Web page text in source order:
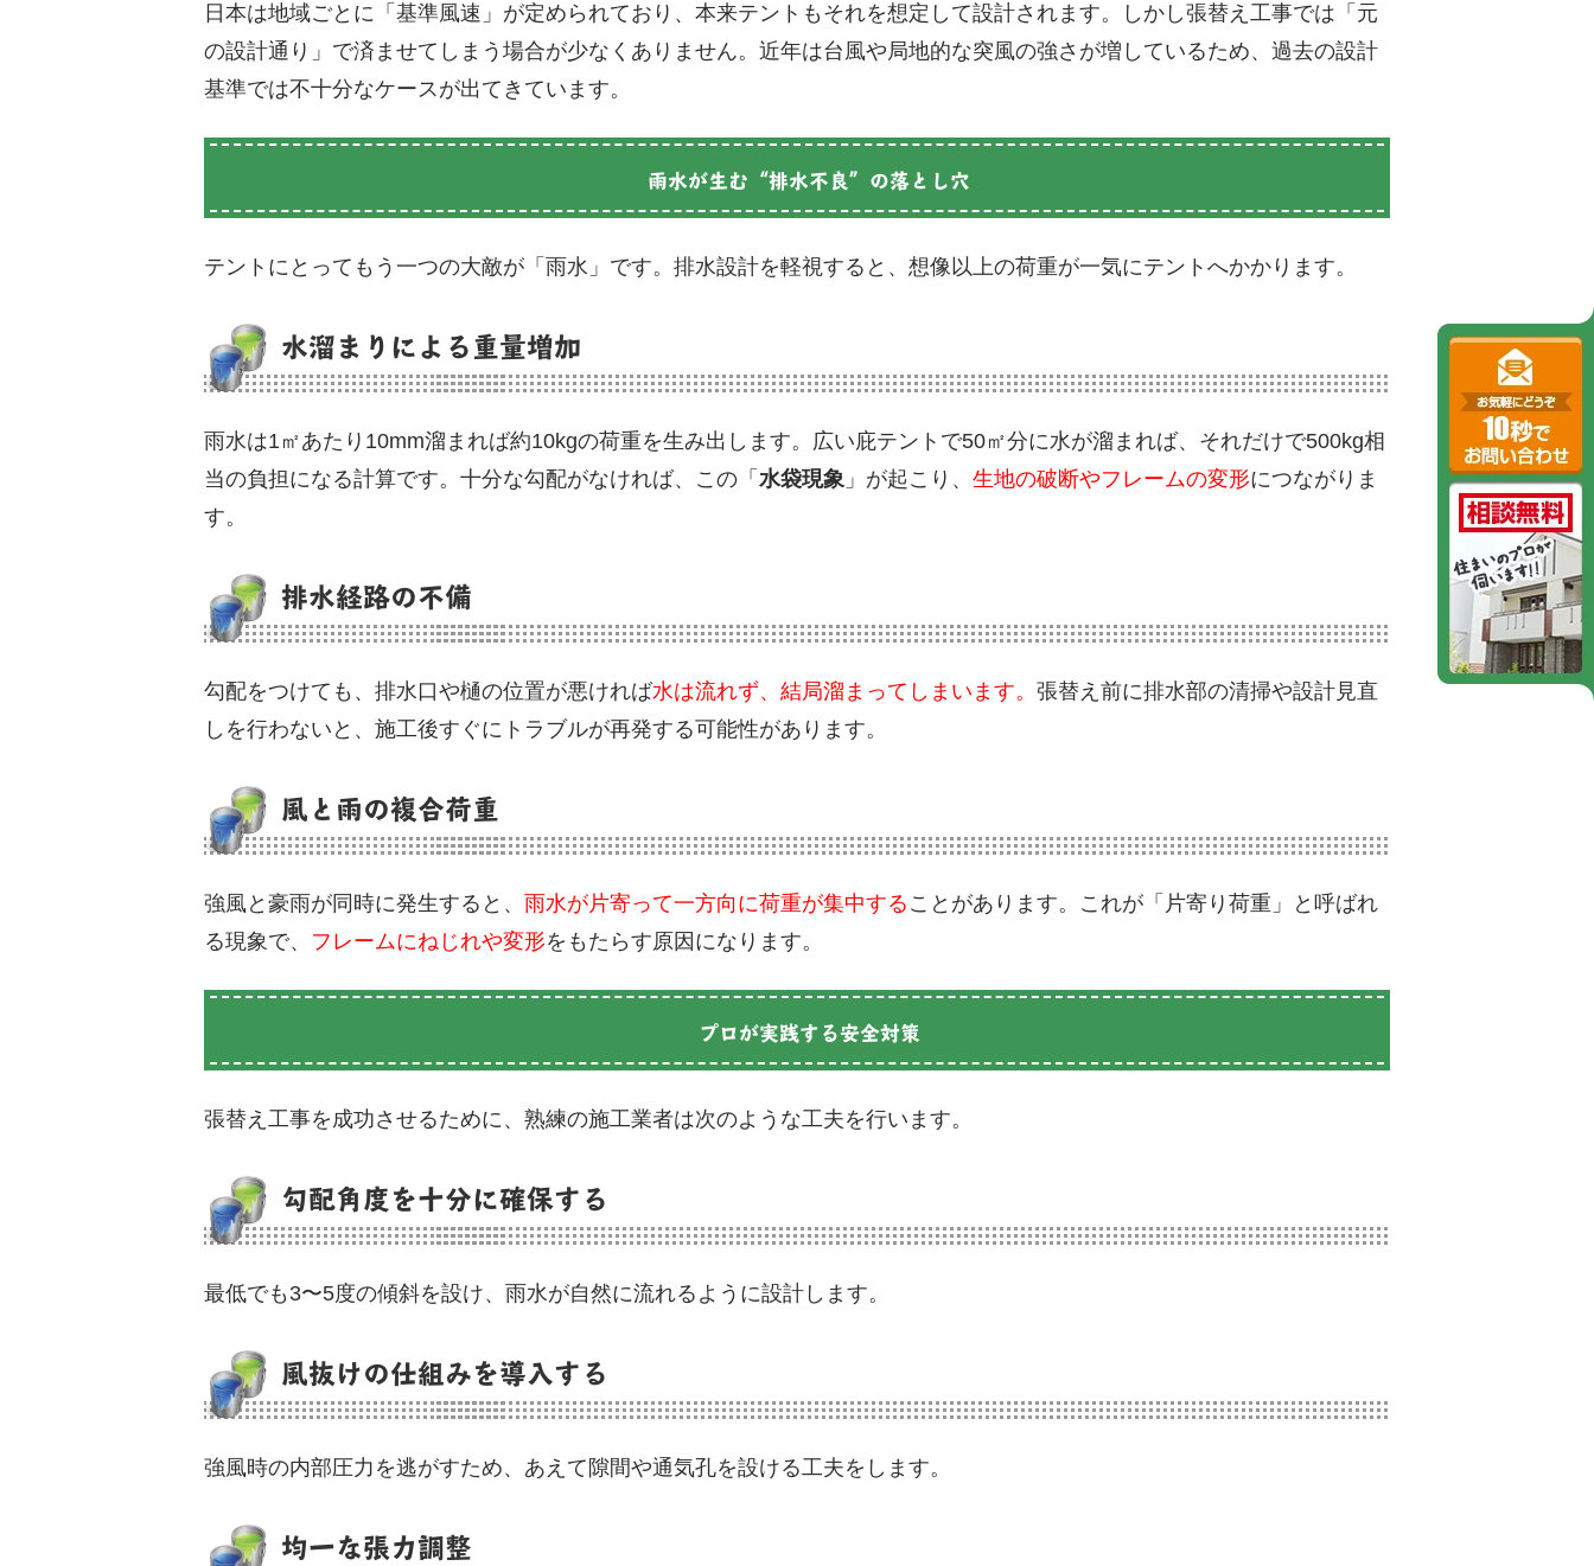
日本は地域ごとに「基準風速」が定められており、本来テントもそれを想定して設計されます。しかし張替え工事では「元
の設計通り」で済ませてしまう場合が少なくありません。近年は台風や局地的な突風の強さが増しているため、過去の設計
基準では不十分なケースが出てきています。
雨水が生む“排水不良”の落とし穴
テントにとってもう一つの大敵が「雨水」です。排水設計を軽視すると、想像以上の荷重が一気にテントへかかります。
水溜まりによる重量増加
雨水は1㎡あたり10mm溜まれば約10kgの荷重を生み出します。広い庇テントで50㎡分に水が溜まれば、それだけで500kg相
当の負担になる計算です。十分な勾配がなければ、この「 水袋現象 」が起こり、 生地の破断やフレームの変形につながりま
す。
排水経路の不備
勾配をつけても、排水口や樋の位置が悪ければ水は流れず、結局溜まってしまいます。 張替え前に排水部の清掃や設計見直
しを行わないと、施工後すぐにトラブルが再発する可能性があります。
風と雨の複合荷重
強風と豪雨が同時に発生すると、 雨水が片寄って一方向に荷重が集中する ことがあります。これが「片寄り荷重」と呼ばれ
る現象で、 フレームにねじれや変形をもたらす原因になります。
プロが実践する安全対策
張替え工事を成功させるために、熟練の施工業者は次のような工夫を行います。
勾配角度を十分に確保する
最低でも3〜5度の傾斜を設け、雨水が自然に流れるように設計します。
風抜けの仕組みを導入する
強風時の内部圧力を逃がすため、あえて隙間や通気孔を設ける工夫をします。
均一な張力調整